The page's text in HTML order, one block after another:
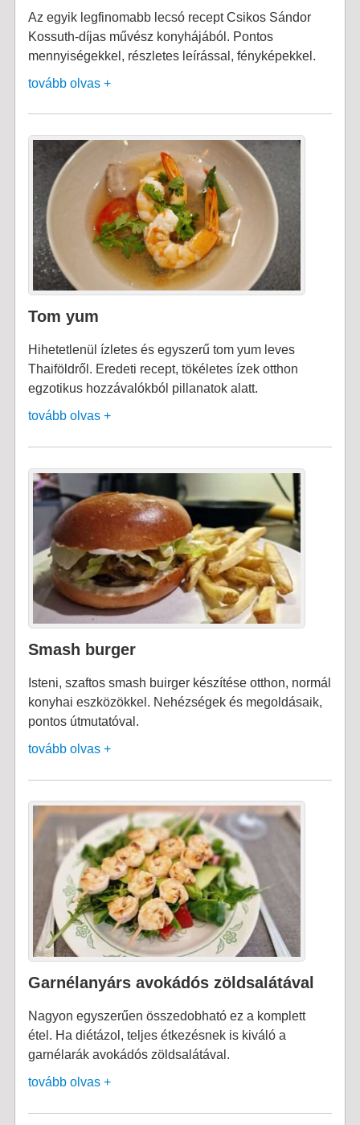
Az egyik legfinomabb lecsó recept Csikos Sándor
Kossuth-díjas művész konyhájából. Pontos
mennyiségekkel, részletes leírással, fényképekkel.
tovább olvas +
Tom yum
Hihetetlenül ízletes és egyszerű tom yum leves
Thaiföldről. Eredeti recept, tökéletes ízek otthon
egzotikus hozzávalókból pillanatok alatt.
tovább olvas +
Smash burger
Isteni, szaftos smash buirger készítése otthon, normál
konyhai eszközökkel. Nehézségek és megoldásaik,
pontos útmutatóval.
tovább olvas +
Garnélanyárs avokádós zöldsalátával
Nagyon egyszerűen összedobható ez a komplett
étel. Ha diétázol, teljes étkezésnek is kiváló a
garnélarák avokádós zöldsalátával.
tovább olvas +